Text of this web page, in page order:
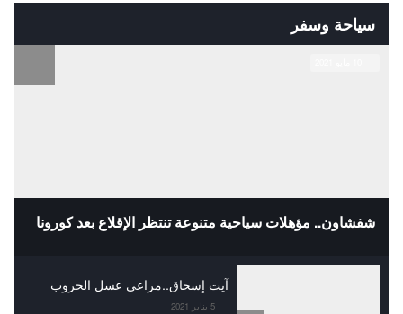
سياحة وسفر
شفشاون.. مؤهلات سياحية متنوعة تنتظر الإقلاع بعد كورونا
آيت إسحاق..مراعي عسل الخروب
5 يناير 2021